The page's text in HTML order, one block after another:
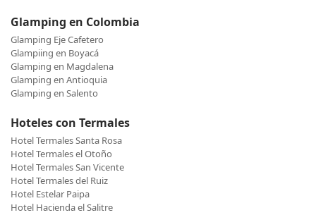
Glamping en Colombia
Glamping Eje Cafetero
Glampiing en Boyacá
Glamping en Magdalena
Glamping en Antioquia
Glamping en Salento
Hoteles con Termales
Hotel Termales Santa Rosa
Hotel Termales el Otoño
Hotel Termales San Vicente
Hotel Termales del Ruiz
Hotel Estelar Paipa
Hotel Hacienda el Salitre